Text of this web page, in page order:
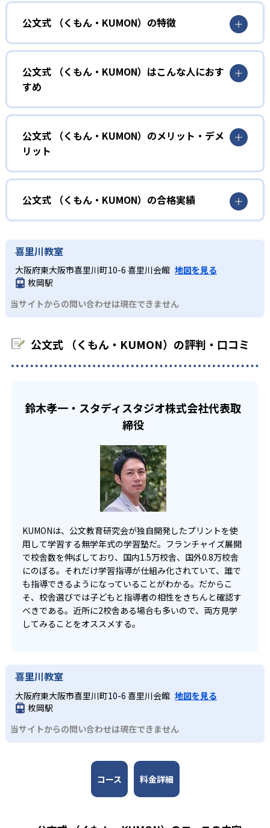
公文式 （くもん・KUMON）の特徴
01
無学年式の学力別学習
KUMONでは、年齢や学年にとらわれずに、一人ひとりの学
力に応じたレベルから学習を始めている。
確実に100点が取れるレベルから少しずつ難易度を上げてい
しさを経験できる。
KUMONの教材は、簡単な問題から高度な問題へと、スモー
ルステップで進んでいけるよう工夫されている。このスタ
イルは子どもの学習意欲をかき立てるため、教えてもらう
という受け身の姿勢ではなく、自ら進んで学ぶ姿勢を身に
つけられるだろう。
また、自学学習スタイルで学ぶ子どもたちは、自らの学習
課題に気がつくようになる。学年を超えた範囲も学習でき
るため、早い時期から高校教材に進む生徒もいる。
03 フレキシブルな受講スタイル
でも週2回受講できる。そのため、部活や他の習い事で忙し
らのオンライン受講と通室を組み合わせることも可能だ。
公文式 （くもん・KUMON）はこんな人におす
すめ
幼児
小学校に入る準備をしたい幼児向け
KUMONでは細かいステップに分かれた教材で、わかる楽し
さを経験しながら無理なく力を高めていける。
性格や学習への取り組み姿勢に合わせて内容も調整するた
め、小学校に入ってもつまずきにくい学力を身につけられ
るだろう。
中学に向けて苦手教科を克服したい子ども向け
KUMONでは経験豊富な先生が、子どものやる気を引き出せ
るよう適切なヒントを与えたり、声かけをしたりしてい
少しずつ苦手意識を克服できるだろう。
部活や習い事と両立したい生徒向け
KUMONでは、一人ひとりの学習状況やスケジュールに合わ
宿題の量や進め方に関しては、いつでも気軽に相談可能
だ。
公文式 （くもん・KUMON）のメリット・デメ
リット
どんなメリットがある？
KUMONでは自学自習スタイルで勉強するため、集中力や目
標に向かって頑張りやり抜く力を育むことができる。ま
た、年齢や学年にとらわれずに自分の学力に相応したレベ
ルから学習できるため、難しすぎてやる気を損ねたり、簡
単すぎて退屈することもない。
どんなデメリットがある？
KUMONでは、中高生のクラスでも数学・英語・国語の3教
科に限られるため、その他の教科に関しては他塾を検討す
る必要があるだろう。
公文式 （くもん・KUMON）の合格実績
KUMONは、公式サイトでは合格実績は公開していない。志
望校への実績があるかどうかは、通う予定の教室に問い合
わせたい。
喜里川教室
大阪府東大阪市喜里川町10-6 喜里川会館 地図を見る
枚岡駅
当サイトからの問い合わせは現在できません
公文式 （くもん・KUMON）の評判・口コミ
鈴木孝一・スタディスタジオ株式会社代表取
締役
KUMONは、公文教育研究会が独自開発したプリントを使
用して学習する無学年式の学習塾だ。フランチャイズ展開
で校舎数を伸ばしており、国内1.5万校舎、国外0.8万校舎
にのぼる。それだけ学習指導が仕組み化されていて、誰で
も指導できるようになっていることがわかる。だからこ
そ、校舎選びでは子どもと指導者の相性をきちんと確認す
べきである。近所に2校舎ある場合も多いので、両方見学
してみることをオススメする。
喜里川教室
大阪府東大阪市喜里川町10-6 喜里川会館 地図を見る
枚岡駅
当サイトからの問い合わせは現在できません
コース 料金詳細